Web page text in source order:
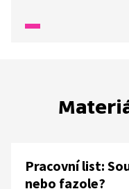
nápoj. Prvním
Pracovní list:
nebo fazole?